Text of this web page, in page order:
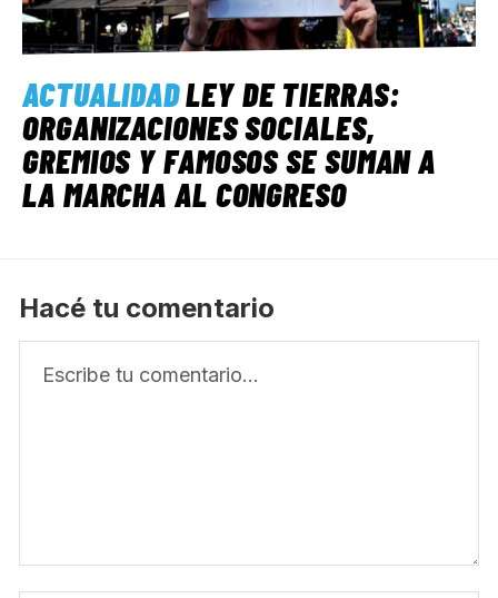
ACTUALIDADLEY DE TIERRAS:
ORGANIZACIONES SOCIALES,
GREMIOS Y FAMOSOS SE SUMAN A
LA MARCHA AL CONGRESO
Hacé tu comentario